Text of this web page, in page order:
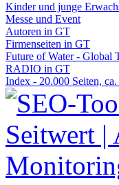
Kinder und junge
Messe und Event
Autoren in GT
Firmenseiten in GT
Future of Water - Global
RADIO in GT
Index - 20.000 Seiten,